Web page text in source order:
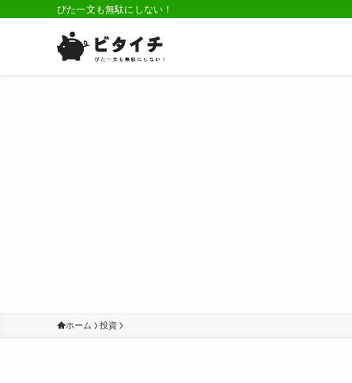
びた一文も無駄にしない！
ホーム 投資